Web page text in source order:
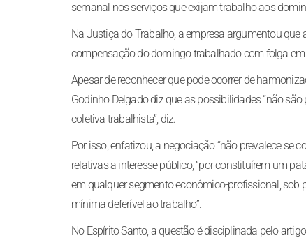
semanal nos serviços que exijam trabalho aos
Na Justiça do Trabalho, a empresa argumentou que
compensação do domingo trabalhado com folga
Apesar de reconhecer que pode ocorrer de
Godinho Delgado diz que as possibilidades “não
coletiva trabalhista”, diz.
Por isso, enfatizou, a negociação “não prevalece se
relativas a interesse público, “por constituírem um
em qualquer segmento econômico-profissional, sob
mínima deferível ao trabalho”.
No Espírito Santo, a questão é disciplinada pelo